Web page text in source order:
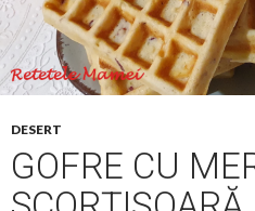
DESERT
GOFRE CU